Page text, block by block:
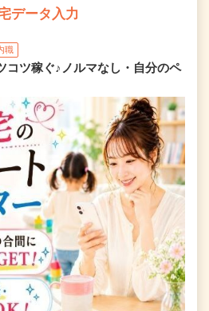
データ入力
職
コツ稼ぐ♪ノルマなし・自分のペ